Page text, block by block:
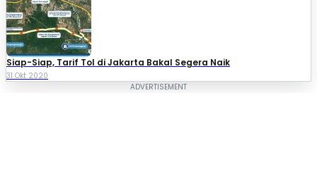
Siap-Siap, Tarif Tol di Jakarta Bakal Segera Naik
31 Okt 2020